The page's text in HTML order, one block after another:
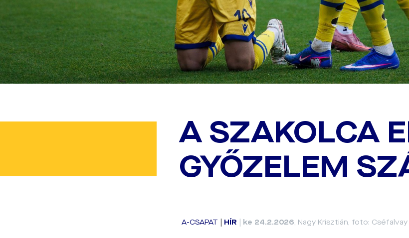
A SZAKOLCA
GYŐZELEM
A-CSAPAT HÍR ke 24.2.2026, Nagy Krisztián, foto: Cséfalvay